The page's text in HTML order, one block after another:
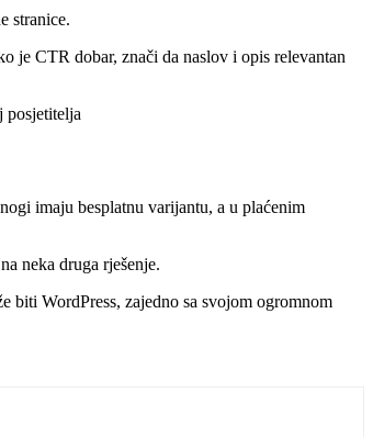
stranice.
je CTR dobar, znači da naslov i opis relevantan
posjetitelja
imaju besplatnu varijantu, a u plaćenim
neka druga rješenje.
biti WordPress, zajedno sa svojom ogromnom